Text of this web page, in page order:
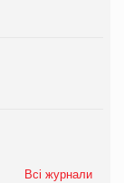
Всі журнали